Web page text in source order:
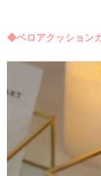
◆ベロアクッション